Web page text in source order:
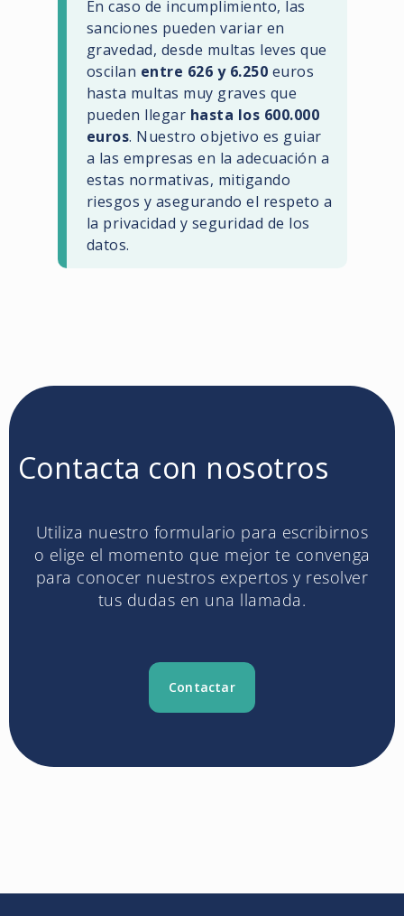
En caso de incumplimiento, las
sanciones pueden variar en
gravedad, desde multas leves que
oscilan entre 626 y 6.250 euros
hasta multas muy graves que
pueden llegar hasta los 600.000
euros. Nuestro objetivo es guiar
a las empresas en la adecuación a
estas normativas, mitigando
riesgos y asegurando el respeto a
la privacidad y seguridad de los
datos.
Contacta con nosotros
Utiliza nuestro formulario para escribirnos
o elige el momento que mejor te convenga
para conocer nuestros expertos y resolver
tus dudas en una llamada.
Contactar